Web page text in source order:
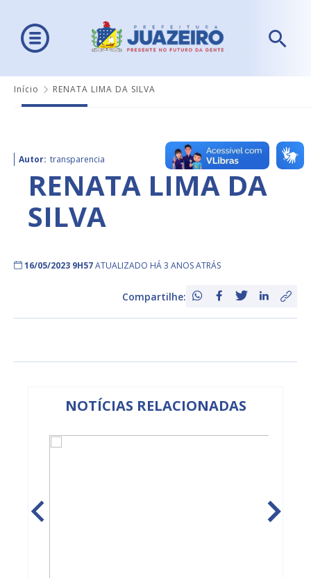
Início RENATA LIMA DA SILVA
Autor: transparencia
RENATA LIMA DA
SILVA
16/05/2023 9H57ATUALIZADO HÁ 3 ANOS ATRÁS
Compartilhe:
NOTÍCIAS RELACIONADAS